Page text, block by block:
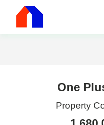
One
Property